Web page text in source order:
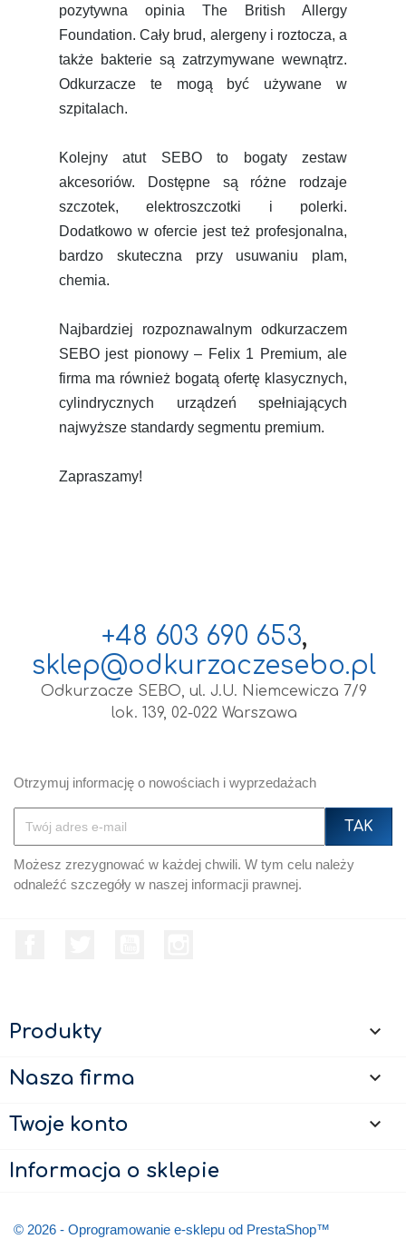
pozytywna opinia The British Allergy
Foundation. Cały brud, alergeny i roztocza, a
także bakterie są zatrzymywane wewnątrz.
Odkurzacze te mogą być używane w
szpitalach.
Kolejny atut SEBO to bogaty zestaw
akcesoriów. Dostępne są różne rodzaje
szczotek, elektroszczotki i polerki.
Dodatkowo w ofercie jest też profesjonalna,
bardzo skuteczna przy usuwaniu plam,
chemia.
Najbardziej rozpoznawalnym odkurzaczem
SEBO jest pionowy – Felix 1 Premium, ale
firma ma również bogatą ofertę klasycznych,
cylindrycznych urządzeń spełniających
najwyższe standardy segmentu premium.
Zapraszamy!
+48 603 690 653,
sklep@odkurzaczesebo.pl
Odkurzacze SEBO, ul. J.U. Niemcewicza 7/9
lok. 139, 02-022 Warszawa
Otrzymuj informację o nowościach i wyprzedażach
Możesz zrezygnować w każdej chwili. W tym celu należy
odnaleźć szczegóły w naszej informacji prawnej.
Produkty 
Nasza firma 
Twoje konto 
Informacja o sklepie
© 2026 - Oprogramowanie e-sklepu od PrestaShop™